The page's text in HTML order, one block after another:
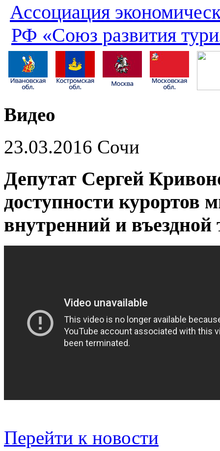
Ассоциация
РФ «Союз развития
Видео
23.03.2016 Сочи
Депутат Сергей
доступности курортов
внутренний и въездной
Перейти к новости